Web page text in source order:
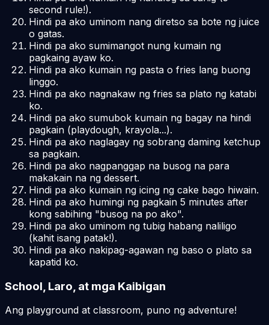
second rule!).
Hindi pa ako uminom nang diretso sa bote ng juice
o gatas.
Hindi pa ako sumimangot nung kumain ng
pagkaing ayaw ko.
Hindi pa ako kumain ng pasta o fries lang buong
linggo.
Hindi pa ako nagnakaw ng fries sa plato ng katabi
ko.
Hindi pa ako sumubok kumain ng bagay na hindi
pagkain (playdough, krayola...).
Hindi pa ako naglagay ng sobrang daming ketchup
sa pagkain.
Hindi pa ako nagpanggap na busog na para
makakain na ng dessert.
Hindi pa ako kumain ng icing ng cake bago hiwain.
Hindi pa ako humingi ng pagkain 5 minutes after
kong sabihing "busog na po ako".
Hindi pa ako uminom ng tubig habang naliligo
(kahit isang patak!).
Hindi pa ako nakipag-agawan ng baso o plato sa
kapatid ko.
School, Laro, at mga Kaibigan
Ang playground at classroom, puno ng adventure!